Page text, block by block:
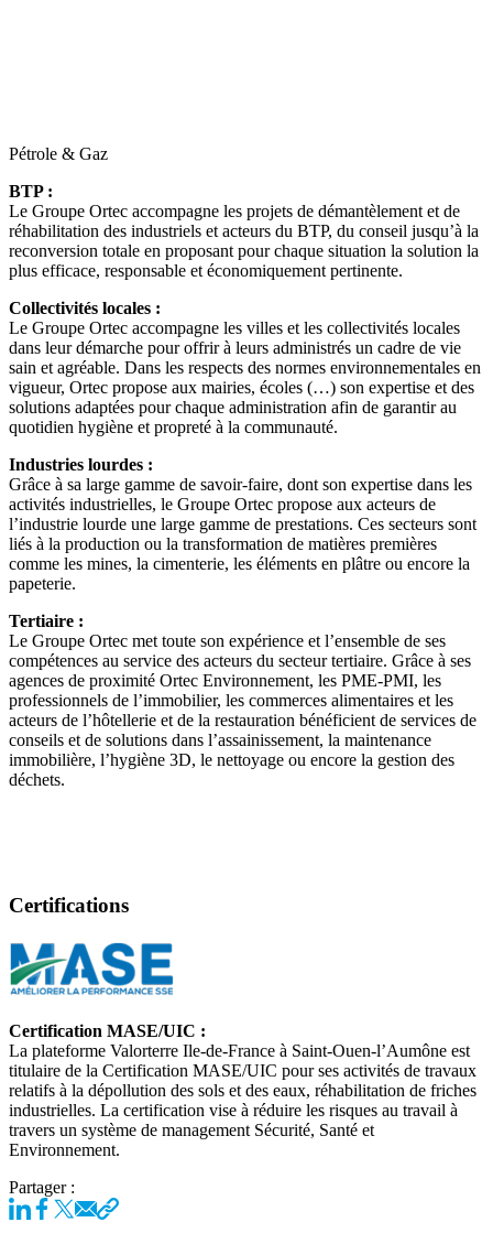
Pétrole & Gaz
BTP :
Le Groupe Ortec accompagne les projets de démantèlement et de
réhabilitation des industriels et acteurs du BTP, du conseil jusqu’à la
reconversion totale en proposant pour chaque situation la solution la
plus efficace, responsable et économiquement pertinente.
Collectivités locales :
Le Groupe Ortec accompagne les villes et les collectivités locales
dans leur démarche pour offrir à leurs administrés un cadre de vie
sain et agréable. Dans les respects des normes environnementales en
vigueur, Ortec propose aux mairies, écoles (…) son expertise et des
solutions adaptées pour chaque administration afin de garantir au
quotidien hygiène et propreté à la communauté.
Industries lourdes :
Grâce à sa large gamme de savoir-faire, dont son expertise dans les
activités industrielles, le Groupe Ortec propose aux acteurs de
l’industrie lourde une large gamme de prestations. Ces secteurs sont
liés à la production ou la transformation de matières premières
comme les mines, la cimenterie, les éléments en plâtre ou encore la
papeterie.
Tertiaire :
Le Groupe Ortec met toute son expérience et l’ensemble de ses
compétences au service des acteurs du secteur tertiaire. Grâce à ses
agences de proximité Ortec Environnement, les PME-PMI, les
professionnels de l’immobilier, les commerces alimentaires et les
acteurs de l’hôtellerie et de la restauration bénéficient de services de
conseils et de solutions dans l’assainissement, la maintenance
immobilière, l’hygiène 3D, le nettoyage ou encore la gestion des
déchets.
Certifications
Certification MASE/UIC :
La plateforme Valorterre Ile-de-France à Saint-Ouen-l’Aumône est
titulaire de la Certification MASE/UIC pour ses activités de travaux
relatifs à la dépollution des sols et des eaux, réhabilitation de friches
industrielles. La certification vise à réduire les risques au travail à
travers un système de management Sécurité, Santé et
Environnement.
Partager :